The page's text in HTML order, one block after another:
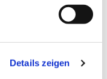
Details zeigen